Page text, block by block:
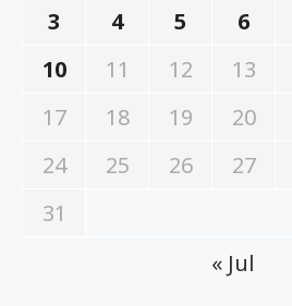
3
4 5 6
10
11 12 13
17
18 19 20
24
25 26 27
31
« Jul